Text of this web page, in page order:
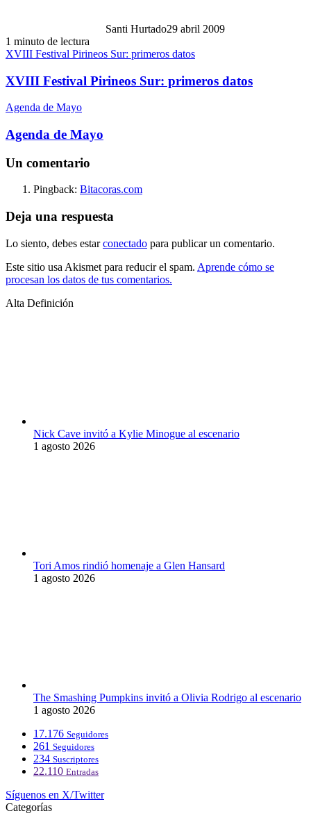
Santi Hurtado29 abril 2009
1 minuto de lectura
XVIII Festival Pirineos Sur: primeros datos
XVIII Festival Pirineos Sur: primeros datos
Agenda de Mayo
Agenda de Mayo
Un comentario
Pingback: Bitacoras.com
Deja una respuesta
Lo siento, debes estarconectado para publicar un comentario.
Este sitio usa Akismet para reducir el spam. Aprende cómo se
procesan los datos de tus comentarios.
Alta Definición
Nick Cave invitó a Kylie Minogue al escenario
1 agosto 2026
Tori Amos rindió homenaje a Glen Hansard
1 agosto 2026
The Smashing Pumpkins invitó a Olivia Rodrigo al escenario
1 agosto 2026
17.176 Seguidores
261 Seguidores
234 Suscriptores
22.110 Entradas
Síguenos en X/Twitter
Categorías